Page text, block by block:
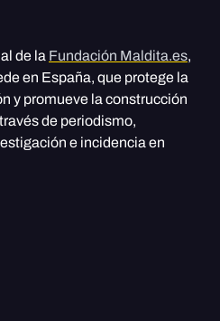
de la Fundación Maldita.es,
en España, que protege la
y promueve la construcción
de periodismo,
e incidencia en